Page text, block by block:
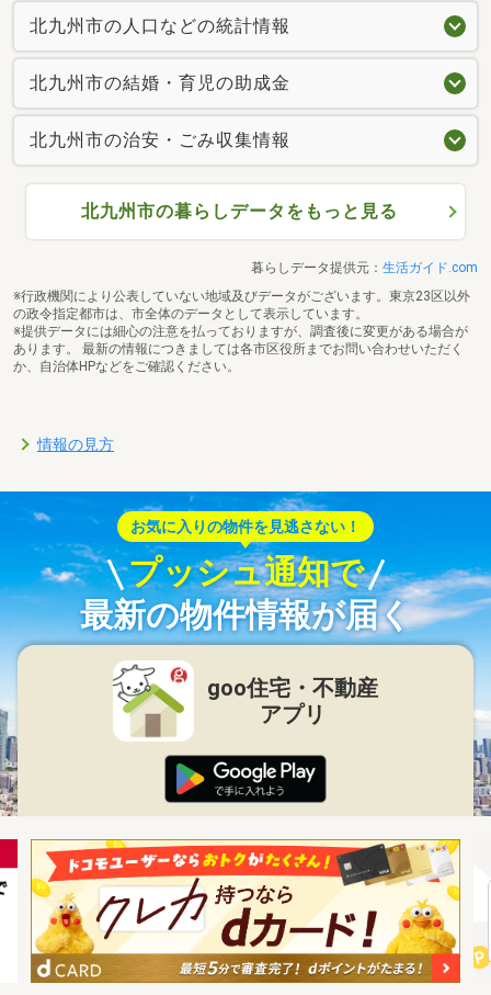
北九州市の人口などの統計情報
北九州市の結婚・育児の助成金
北九州市の治安・ごみ収集情報
北九州市の暮らしデータをもっと見る
暮らしデータ提供元： 生活ガイド.com
※行政機関により公表していない地域及びデータがございます。東京23区以外
の政令指定都市は、市全体のデータとして表示しています。
※提供データには細心の注意を払っておりますが、調査後に変更がある場合が
あります。 最新の情報につきましては各市区役所までお問い合わせいただく
か、自治体HPなどをご確認ください。
情報の見方
お気に入りの物件を見逃さない！
プッシュ通知で
最新の物件情報が届く
goo住宅・不動産
アプリ